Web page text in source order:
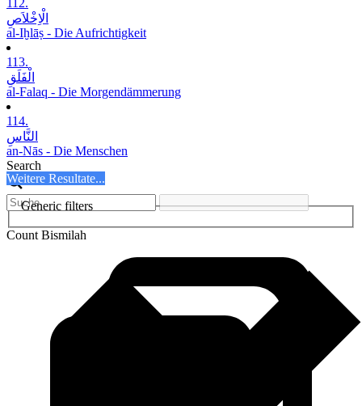
112.
الْاِخْلاَصِ
al-Iḫlāṣ - Die Aufrichtigkeit
113.
الْفَلَقِ
al-Falaq - Die Morgendämmerung
114.
النَّاسِ
an-Nās - Die Menschen
Search
Weitere Resultate...
Generic filters
Count Bismilah